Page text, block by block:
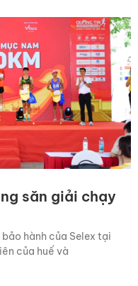
săn giải chạy
hành của Selex tại
của huế và